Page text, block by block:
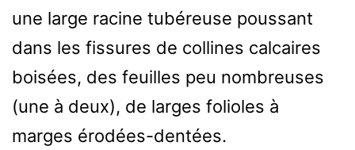
une large racine tubéreuse poussant
dans les fissures de collines calcaires
boisées, des feuilles peu nombreuses
(une à deux), de larges folioles à
marges érodées-dentées.